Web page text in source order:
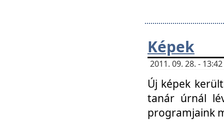
Képek
2011. 09. 28. -
Új képek
tanár úrnál
programjaink